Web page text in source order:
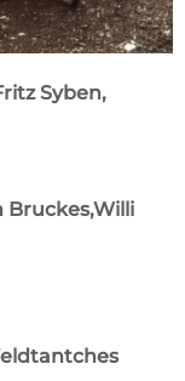
Syben,
Bruckes,Willi